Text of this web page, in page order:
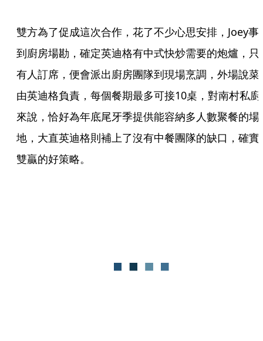
雙方為了促成這次合作，花了不少心思安排，Joey事
到廚房場勘，確定英迪格有中式快炒需要的炮爐，只
有人訂席，便會派出廚房團隊到現場烹調，外場說菜
由英迪格負責，每個餐期最多可接10桌，對南村私廚
來說，恰好為年底尾牙季提供能容納多人數聚餐的場
地，大直英迪格則補上了沒有中餐團隊的缺口，確實
雙贏的好策略。